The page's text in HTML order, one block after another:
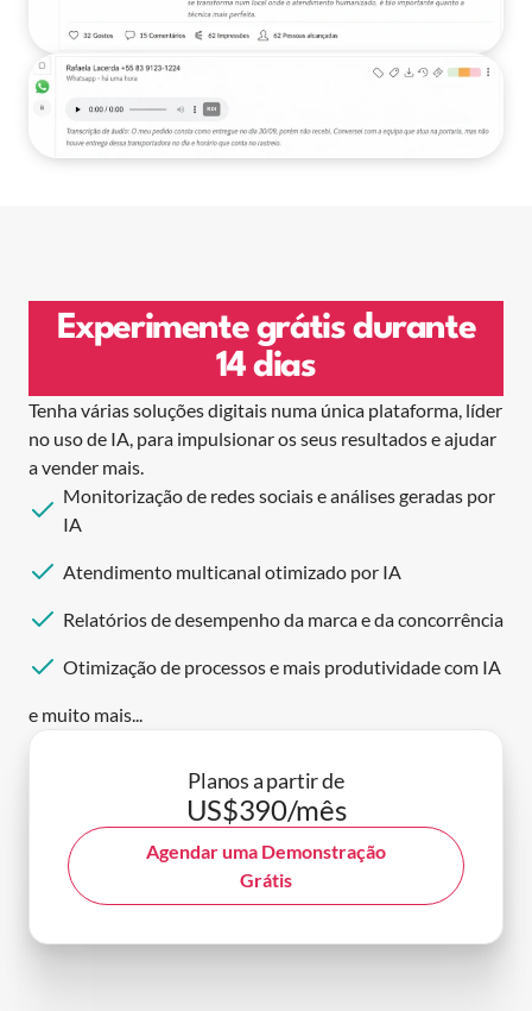
Experimente grátis durante
14 dias
Tenha várias soluções digitais numa única plataforma, líder
no uso de IA, para impulsionar os seus resultados e ajudar
a vender mais.
Monitorização de redes sociais e análises geradas por
IA
Atendimento multicanal otimizado por IA
Relatórios de desempenho da marca e da concorrência
Otimização de processos e mais produtividade com IA
e muito mais...
Planos a partir de
US$390/mês
Agendar uma Demonstração
Grátis